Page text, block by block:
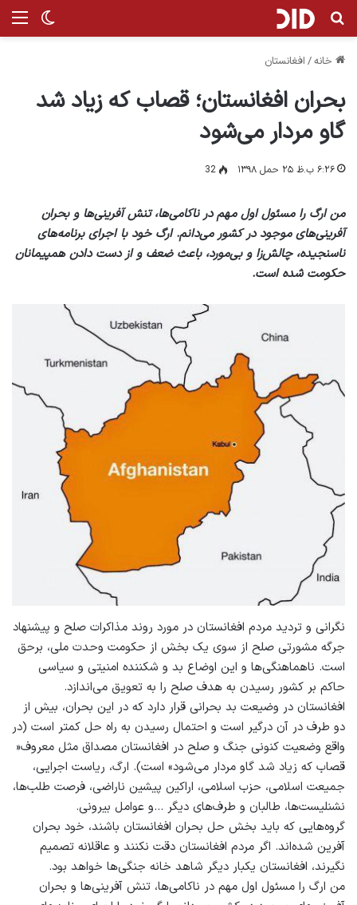
تغییر جستجو برای
خانه/ افغانستان
بحران افغانستان؛ قصاب که زیاد شد
گاو مردار می‌شود
۶:۲۶ ب.ظ ۲۵ حمل ۱۳۹۸ 32
من ارگ را مسئول اول مهم در ناکامی‌ها، تنش آفرينی‌ها و بحران
آفرينی‌های موجود در کشور می‌دانم. ارگ خود با اجرای برنامه‌های
ناسنجیده، چالش‌زا و بی‌مورد، باعث ضعف و از دست دادن همپيمانان
حکومت شده است.
نگرانی و تردید مردم افغانستان در مورد روند مذاکرات صلح و پیشنهاد
جرگه مشورتی صلح از سوی یک بخش از حکومت وحدت ملی، برحق
است. ناهماهنگی‌ها و این اوضاع بد و شكننده‌ امنيتی و سياسی
حاکم بر كشور رسيدن به هدف صلح را به تعویق می‌اندازد.
افغانستان در وضيعت بد بحرانی قرار دارد كه در این بحران، بیش از
دو طرف در آن درگیر است و احتمال رسیدن به راه حل کمتر است (در
واقع وضعیت کنونی جنگ و صلح در افغانستان مصداق مثل معروف«
قصاب که زیاد شد گاو مردار می‌شود» است). ارگ، رياست اجرایی،
جميعت اسلامی، حزب اسلامی، اراكين پيشين ناراضی، فرصت طلب‌ها،
نشنليست‌ها، طالبان و طرف‌های ديگر …و عوامل بيرونی.
گروه‌هایی كه بايد بخش حل بحران افغانستان باشند، خود بحران
آفرين شده‌اند. اگر مردم افغانستان دقت نكنند و عاقلانه تصميم
نگيرند، افغانستان يكبار ديگر شاهد خانه جنگی‌ها خواهد بود.
من ارگ را مسئول اول مهم در ناکامی‌ها، تنش آفرينی‌ها و بحران